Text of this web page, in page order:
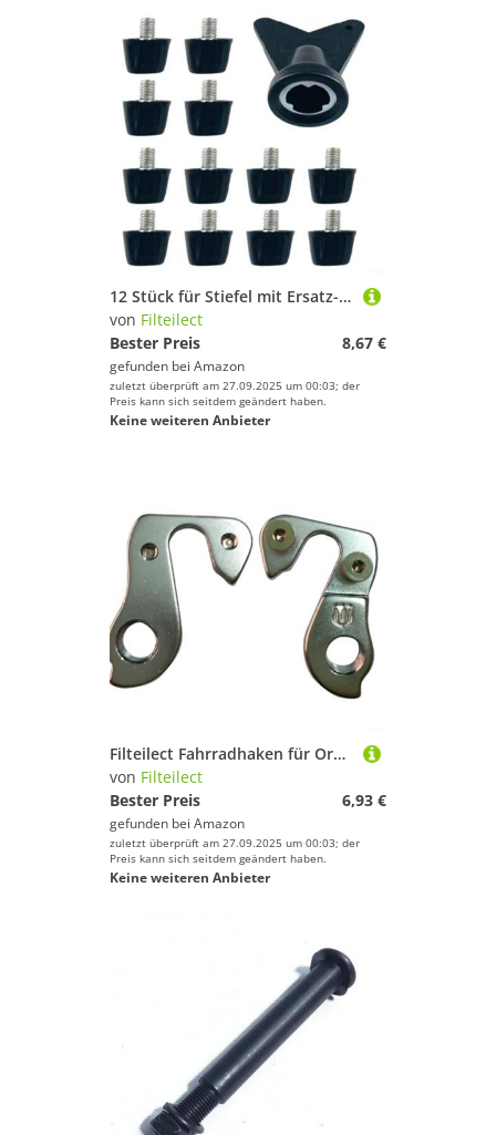
12 Stück für Stiefel mit Ersatz-Spikes, Schraubenschlüssel, Metallgewinde, 5 mm, plus rutschfeste Kunststoff-Stollen, Fußball und Schuhe, Rugby, Wanderschuhe
von Filteilect
Bester Preis
8,67 €
gefunden bei Amazon
zuletzt überprüft am 27.09.2025 um 00:03; der
Preis kann sich seitdem geändert haben.
Keine weiteren Anbieter
Filteilect Fahrradhaken für Orbea für Fahrradumwerfer, A178, Legierung, hinten, Aluminium, kompatibel mit Mountainbike, für Fahrradaufhänger-Komponenten
von Filteilect
Bester Preis
6,93 €
gefunden bei Amazon
zuletzt überprüft am 27.09.2025 um 00:03; der
Preis kann sich seitdem geändert haben.
Keine weiteren Anbieter